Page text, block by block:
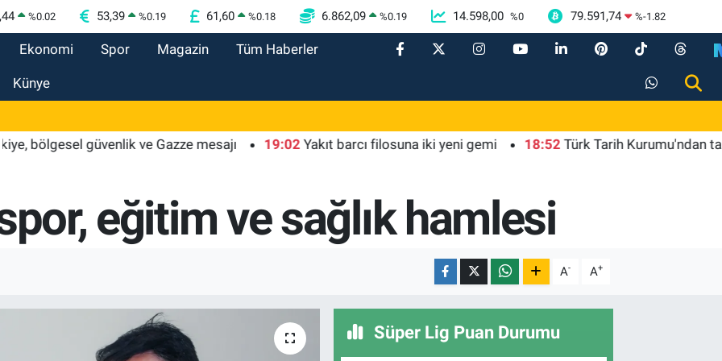
%0.02 53,39 %0.19 61,60 %0.18 6.862,09 %0.19 14.598,00 %0 79.591,74 %-1.82
Ekonomi Spor Magazin Tüm Haberler
Künye
güvenlik ve Gazze mesajı 19:02 Yakıt barcı filosuna iki yeni gemi 18:52 Türk Tarih Kurumu'ndan tarihi
eğitim ve sağlık hamlesi
A- A+
Süper Lig Puan Durumu